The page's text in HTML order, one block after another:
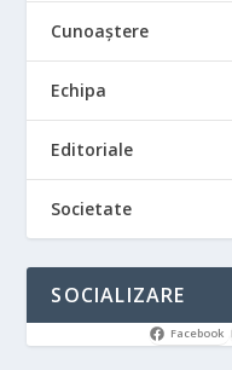
Cunoaștere
Echipa
Editoriale
Societate
SOCIALIZARE
Facebook